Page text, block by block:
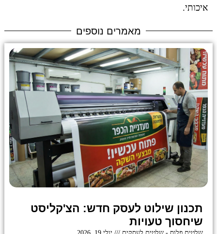
איכותי.
מאמרים נוספים
תכנון שילוט לעסק חדש: הצ'קליסט
שיחסוך טעויות